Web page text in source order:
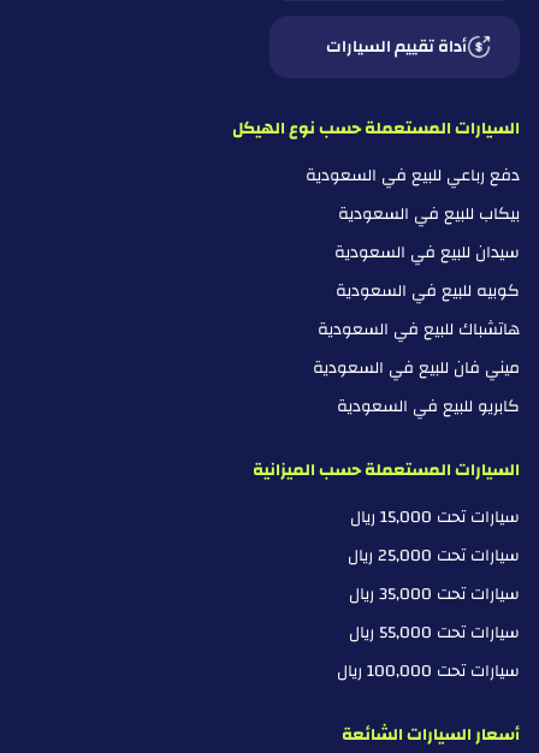
أداة تقييم السيارات
السيارات المستعملة حسب نوع الهيكل
دفع رباعي للبيع في السعودية
بيكاب للبيع في السعودية
سيدان للبيع في السعودية
كوبيه للبيع في السعودية
هاتشباك للبيع في السعودية
ميني فان للبيع في السعودية
كابريو للبيع في السعودية
السيارات المستعملة حسب الميزانية
سيارات تحت 15,000 ريال
سيارات تحت 25,000 ريال
سيارات تحت 35,000 ريال
سيارات تحت 55,000 ريال
سيارات تحت 100,000 ريال
أسعار السيارات الشائعة